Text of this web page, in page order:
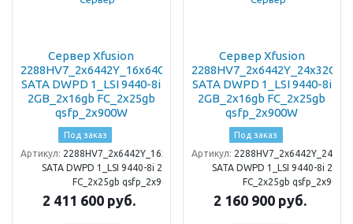
Сервер Xfusion
2288HV7_2x6442Y_16x64Gb_3x960Gb
SATA DWPD 1_LSI 9440-8i
2GB_2x16gb FC_2x25gb
qsfp_2x900W
Под заказ
Артикул: 2288HV7_2x6442Y_16x64Gb_3x960Gb
SATA DWPD 1_LSI 9440-8i 2GB_2x16gb
FC_2x25gb qsfp_2x900W
2 411 600 руб.
Сервер Xfusion
SATA DWPD 1_LSI 9440-8i
2GB_2x16gb FC_2x25gb
qsfp_2x900W
Под заказ
Артикул:
SATA DWPD 1_LSI 9440-8i
FC_2x25gb qsfp_2x900W
2 160 900 руб.